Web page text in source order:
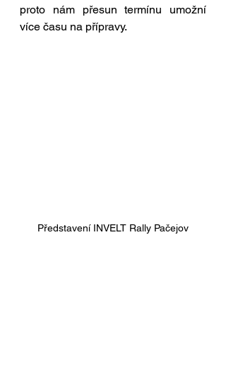
proto nám přesun termínu umožní
více času na přípravy.
Představení INVELT Rally Pačejov